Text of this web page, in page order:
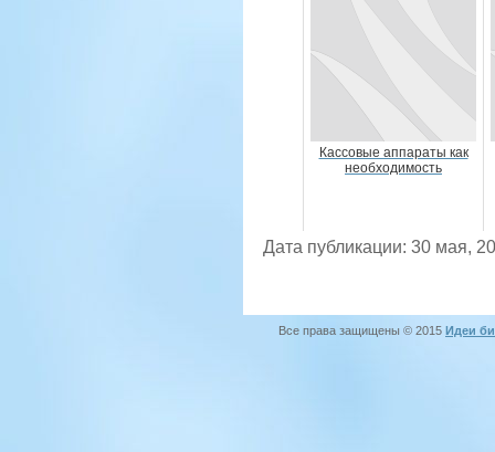
Кассовые аппараты как
необходимость
Дата публикации: 30 мая,
Все права защищены © 2015 Идеи